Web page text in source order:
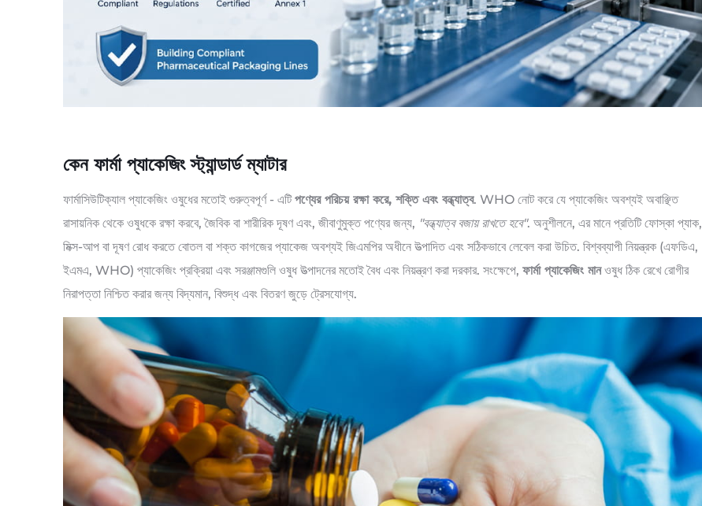
কেন ফার্মা প্যাকেজিং স্ট্যান্ডার্ড ম্যাটার
ফার্মাসিউটিক্যাল প্যাকেজিং ওষুধের মতোই গুরুত্বপূর্ণ - এটিপণ্যের পরিচয় রক্ষা করে, শক্তি এবং বন্ধ্যাত্ব. WHO নোট করে যে প্যাকেজিং অবশ্যই অবাঞ্ছিত
রাসায়নিক থেকে ওষুধকে রক্ষা করবে, জৈবিক বা শারীরিক দূষণ এবং, জীবাণুমুক্ত পণ্যের জন্য, "বন্ধ্যাত্ব বজায় রাখতে হবে". অনুশীলনে, এর মানে প্রতিটি ফোস্কা প্যাক,
মিক্স-আপ বা দূষণ রোধ করতে বোতল বা শক্ত কাগজের প্যাকেজ অবশ্যই জিএমপির অধীনে উত্পাদিত এবং সঠিকভাবে লেবেল করা উচিত. বিশ্বব্যাপী নিয়ন্ত্রক (এফডিএ,
ইএমএ, WHO) প্যাকেজিং প্রক্রিয়া এবং সরঞ্জামগুলি ওষুধ উত্পাদনের মতোই বৈধ এবং নিয়ন্ত্রণ করা দরকার. সংক্ষেপে, ফার্মা প্যাকেজিং মানওষুধ ঠিক রেখে রোগীর
নিরাপত্তা নিশ্চিত করার জন্য বিদ্যমান, বিশুদ্ধ এবং বিতরণ জুড়ে ট্রেসযোগ্য.